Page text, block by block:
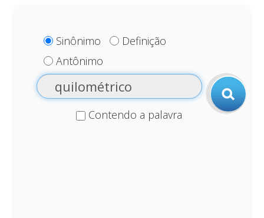
Sinônimo
Definição
Antônimo
Contendo a palavra